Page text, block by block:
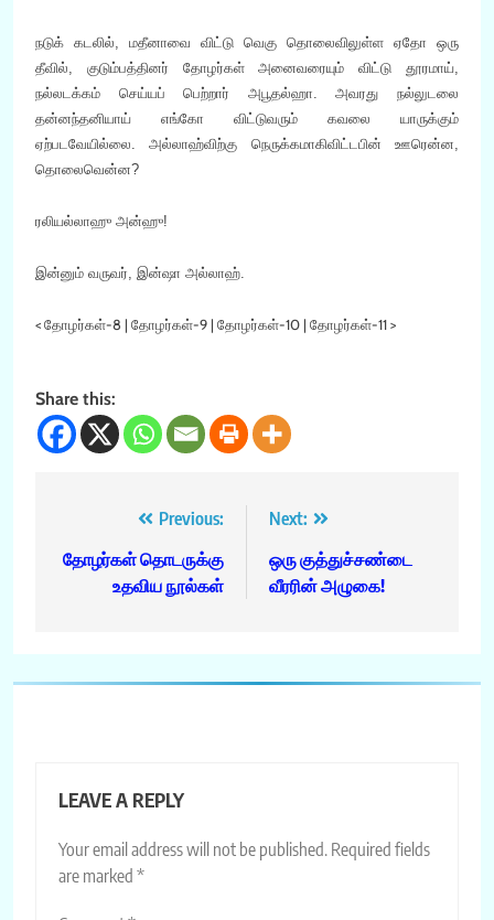
நடுக் கடலில், மதீனாவை விட்டு வெகு தொலைவிலுள்ள ஏதோ ஒரு
தீவில், குடும்பத்தினர் தோழர்கள் அனைவரையும் விட்டு தூரமாய்,
நல்லடக்கம் செய்யப் பெற்றார் அபூதல்ஹா. அவரது நல்லுடலை
தன்னந்தனியாய் எங்கோ விட்டுவரும் கவலை யாருக்கும்
ஏற்படவேயில்லை
அல்லாஹ்விற்கு நெருக்கமாகிவிட்டபின் ஊரென்ன,
தொலைவென்ன?
ரலியல்லாஹு அன்ஹு!
இன்னும் வருவர், இன்ஷா அல்லாஹ்.
< தோழர்கள்-8 | தோழர்கள்-9 | தோழர்கள்-10 | தோழர்கள்-11 >
Share this:
navigation
Previous:
தோழர்கள் தொடருக்கு
உதவிய நூல்கள்
Next:
ஒரு குத்துச்சண்டை
வீரரின் அழுகை!
LEAVE A REPLY
Your email address will not be published. Required fields
are marked *